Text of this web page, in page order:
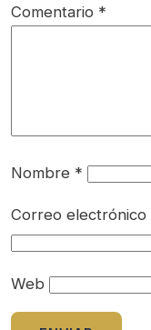
Comentario *
Nombre *
Correo electrónico
Web